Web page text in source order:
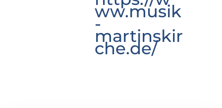
ww.musik
-
martinskir
che.de/